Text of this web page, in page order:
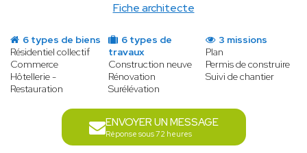
Fiche architecte
6 types de biens
Résidentiel collectif
Commerce
Hôtellerie -
Restauration
6 types de
travaux
Construction neuve
Rénovation
Surélévation
3 missions
Plan
Permis de construire
Suivi de chantier
ENVOYER UN MESSAGE
Réponse sous 72 heures